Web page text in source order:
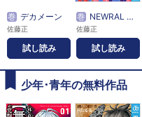
巻 デカメーン
佐藤正
試し読み
巻 NEWRAL NETWORK ミリンダ・ファイト
佐藤正
試し読み
少年･青年の無料作品